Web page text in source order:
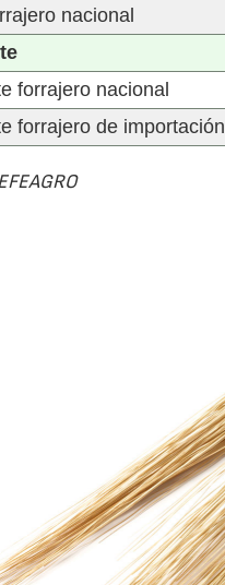
nacional
forrajero nacional
forrajero de importación